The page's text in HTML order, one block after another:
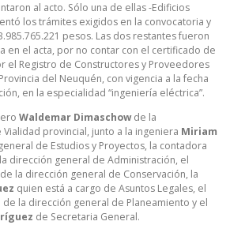
al acto. Sólo una de ellas -Edificios
los trámites exigidos en la convocatoria y
pesos. Las dos restantes fueron
en el acta, por no contar con el certificado de
el Registro de Constructores y Proveedores
del Neuquén, con vigencia a la fecha
en la especialidad “ingeniería eléctrica”.
Waldemar Dimaschowde la
provincial, junto a la ingeniera Miriam
de Estudios y Proyectos, la contadora
dirección general de Administración, el
de la dirección general de Conservación, la
quien está a cargo de Asuntos Legales, el
de la dirección general de Planeamiento y el
de Secretaria General.